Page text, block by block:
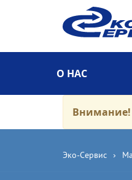
О НАС
Внимание!
Эко-Cервис ›